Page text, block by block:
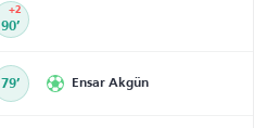
90’
+2
79’ Ensar Akgün